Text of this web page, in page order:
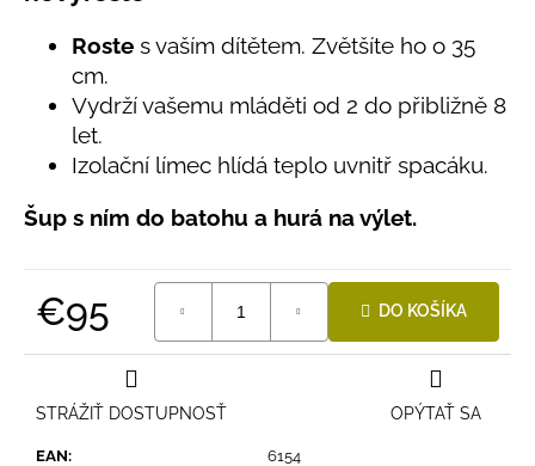
hviezdičiek.
Roste s vaším dítětem. Zvětšíte ho o 35
cm.
Vydrží vašemu mláděti od 2 do přibližně 8
let.
Izolační límec hlídá teplo uvnitř spacáku.
Šup s ním do batohu a hurá na výlet.
€95 DO KOŠÍKA
EAN:
6154
OPÝTAŤ SA
STRÁŽIŤ DOSTUPNOSŤ
BAMBUSOVÉ
NÁMORNÍCKE
PRUHY